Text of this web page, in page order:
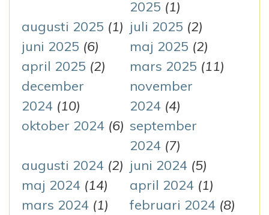
2025 (1)
augusti 2025 (1) juli 2025 (2)
juni 2025 (6) maj 2025 (2)
april 2025 (2) mars 2025 (11)
december
2024 (10)
november
2024 (4)
oktober 2024 (6) september
2024 (7)
augusti 2024 (2) juni 2024 (5)
maj 2024 (14) april 2024 (1)
mars 2024 (1) februari 2024 (8)